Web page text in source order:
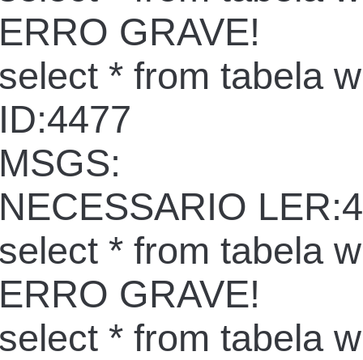
GRAVE!
* from tabela
* from tabela
GRAVE!
* from tabela